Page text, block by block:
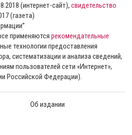
(интернет-сайт), свидетельство
(газета)
применяются рекомендательные
технологии предоставления
систематизации и анализа сведений,
пользователей сети «Интернет»,
Российской Федерации).
Об издании